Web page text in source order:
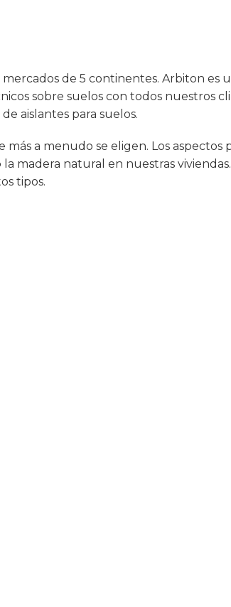
de 5 continentes. Arbiton es
sobre suelos con todos nuestros
aislantes para suelos.
a menudo se eligen. Los aspectos
madera natural en nuestras
tipos.